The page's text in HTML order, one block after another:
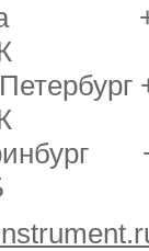
+7